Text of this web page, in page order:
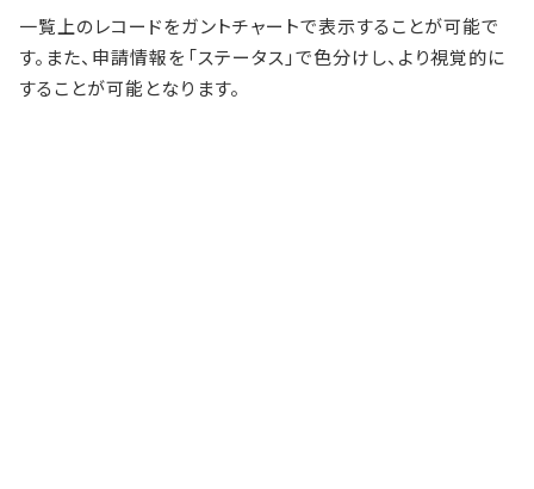
一覧上のレコードをガントチャートで表示することが可能で
す。また、申請情報を「ステータス」で色分けし、より視覚的に
することが可能となります。